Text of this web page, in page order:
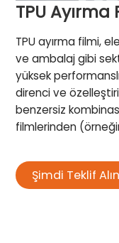
TPU Ayırma
TPU ayırma filmi,
ve ambalaj gibi
yüksek
direnci ve
benzersiz
filmlerinden
Şimdi Teklif Alın